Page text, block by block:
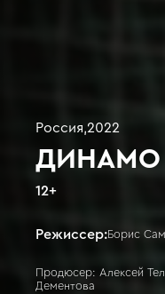
Россия,2022
ДИНАМО
12+
Режиссер:Борис
Продюсер: Алексей
Дементова